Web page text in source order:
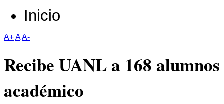
Inicio
A+AA-
Recibe UANL a 168
académico